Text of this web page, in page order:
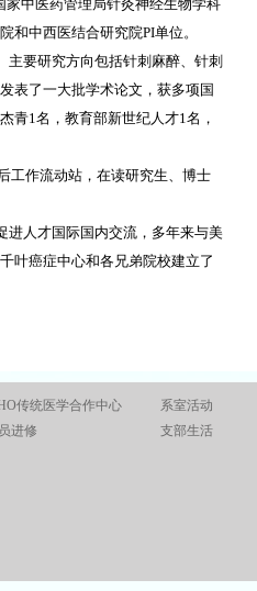
家中医药管理局针灸神经生物学科
和中西医结合研究院PI单位。
要研究方向包括针刺麻醉、针刺
表了一大批学术论文，获多项国
青1名，教育部新世纪人才1名，
作流动站，在读研究生、博士
人才国际国内交流，多年来与美
叶癌症中心和各兄弟院校建立了
传统医学合作中心
进修
系室活动
支部生活